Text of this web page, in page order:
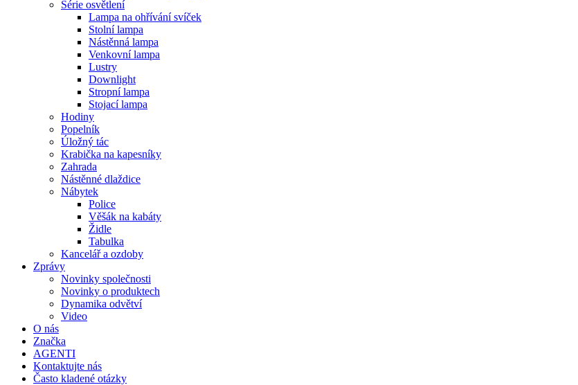
Série osvětlení
Lampa na ohřívání svíček
Stolní lampa
Nástěnná lampa
Venkovní lampa
Lustry
Downlight
Stropní lampa
Stojací lampa
Hodiny
Popelník
Úložný tác
Krabička na kapesníky
Zahrada
Nástěnné dlaždice
Nábytek
Police
Věšák na kabáty
Židle
Tabulka
Kancelář a ozdoby
Zprávy
Novinky společnosti
Novinky o produktech
Dynamika odvětví
Video
O nás
Značka
AGENTI
Kontaktujte nás
Často kladené otázky